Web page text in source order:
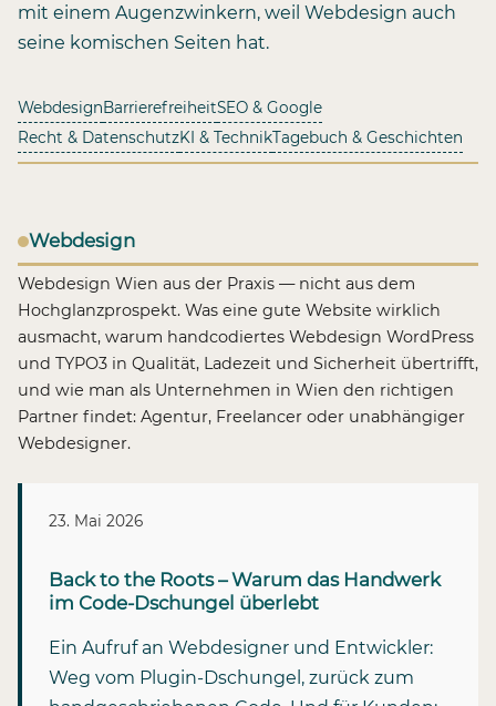
mit einem Augenzwinkern, weil Webdesign auch
seine komischen Seiten hat.
WebdesignBarrierefreiheitSEO & Google
Recht & DatenschutzKI & TechnikTagebuch & Geschichten
Webdesign
Webdesign Wien aus der Praxis — nicht aus dem
Hochglanzprospekt. Was eine gute Website wirklich
ausmacht, warum handcodiertes Webdesign WordPress
und TYPO3 in Qualität, Ladezeit und Sicherheit übertrifft,
und wie man als Unternehmen in Wien den richtigen
Partner findet: Agentur, Freelancer oder unabhängiger
Webdesigner.
23. Mai 2026
Back to the Roots – Warum das Handwerk
im Code-Dschungel überlebt
Ein Aufruf an Webdesigner und Entwickler:
Weg vom Plugin-Dschungel, zurück zum